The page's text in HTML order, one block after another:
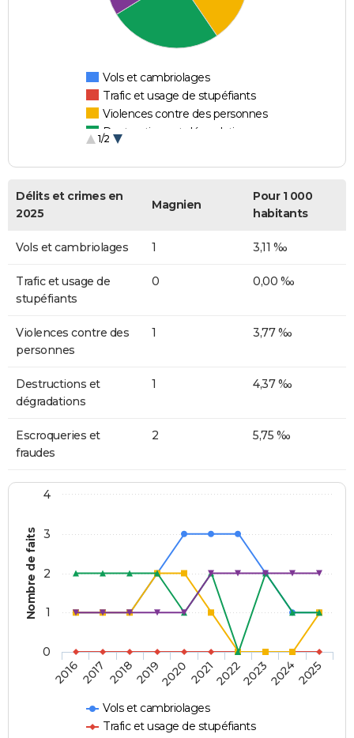
Vols et cambriolages
Trafic et usage de stupéfiants
Violences contre des personnes
Destructions et dégradations
1/2
Délits et crimes en
2025
Magnien
Pour 1 000
habitants
Vols et cambriolages 1 3,11 ‰
Trafic et usage de
stupéfiants
0 0,00 ‰
Violences contre des
personnes
1 3,77 ‰
Destructions et
dégradations
1 4,37 ‰
Escroqueries et
fraudes
2 5,75 ‰
Nombre de faits
Vols et cambriolages
Trafic et usage de stupéfiants
20162017 20182019202020212022202320242025
0
1
2
3
4